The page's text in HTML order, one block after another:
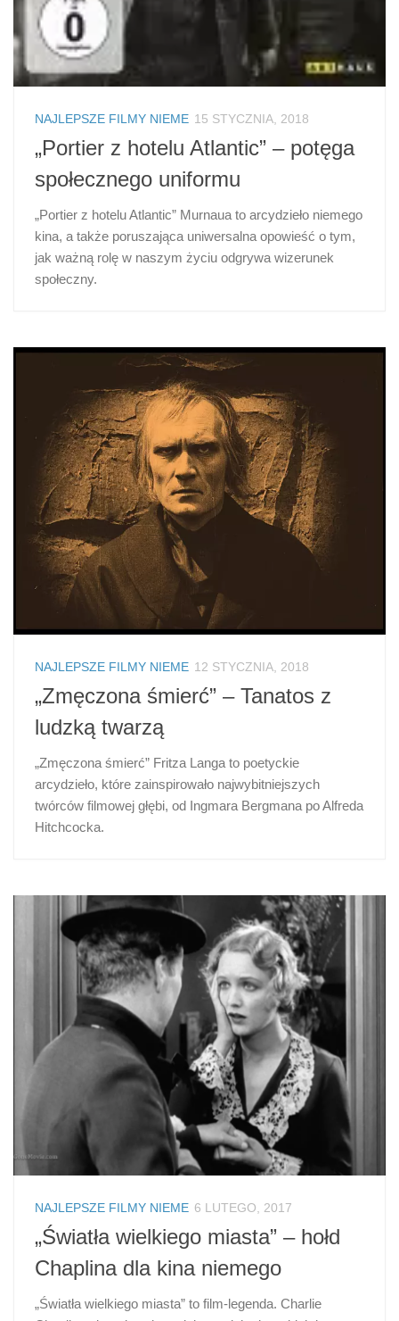
NAJLEPSZE FILMY NIEME 15 STYCZNIA, 2018
„Portier z hotelu Atlantic” – potęga
społecznego uniformu
„Portier z hotelu Atlantic” Murnaua to arcydzieło niemego
kina, a także poruszająca uniwersalna opowieść o tym,
jak ważną rolę w naszym życiu odgrywa wizerunek
społeczny.
NAJLEPSZE FILMY NIEME 12 STYCZNIA, 2018
„Zmęczona śmierć” – Tanatos z
ludzką twarzą
„Zmęczona śmierć” Fritza Langa to poetyckie
arcydzieło, które zainspirowało najwybitniejszych
twórców filmowej głębi, od Ingmara Bergmana po Alfreda
Hitchcocka.
NAJLEPSZE FILMY NIEME 6 LUTEGO, 2017
„Światła wielkiego miasta” – hołd
Chaplina dla kina niemego
„Światła wielkiego miasta” to film-legenda. Charlie